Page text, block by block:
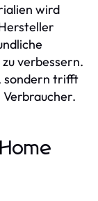
wird
verbessern.
sondern trifft